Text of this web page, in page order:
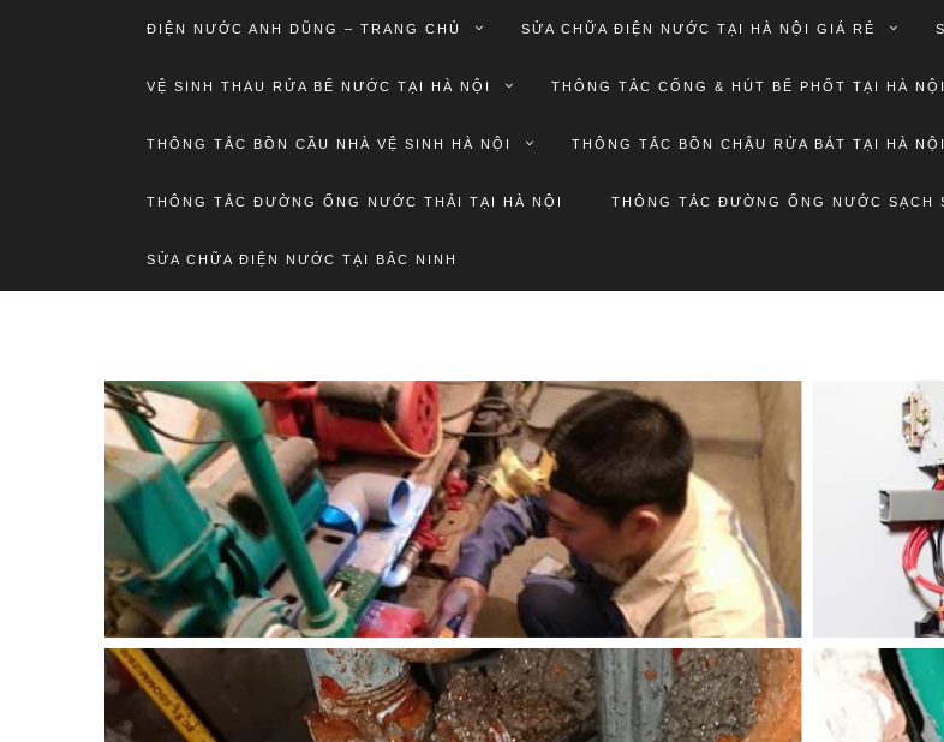
ĐIỆN NƯỚC ANH DŨNG – TRANG CHỦ SỬA CHỮA ĐIỆN NƯỚC TẠI HÀ NỘI GIÁ RẺ
VỆ SINH THAU RỬA BỂ NƯỚC TẠI HÀ NỘI THÔNG TẮC CỐNG & HÚT BỂ PHỐT TẠI HÀ NỘI
THÔNG TẮC BỒN CẦU NHÀ VỆ SINH HÀ NỘI THÔNG TẮC BỒN CHẬU RỬA BÁT TẠI HÀ NỘI
THÔNG TẮC ĐƯỜNG ỐNG NƯỚC THẢI TẠI HÀ NỘI THÔNG TẮC ĐƯỜNG ỐNG NƯỚC SẠCH
SỬA CHỮA ĐIỆN NƯỚC TẠI BẮC NINH